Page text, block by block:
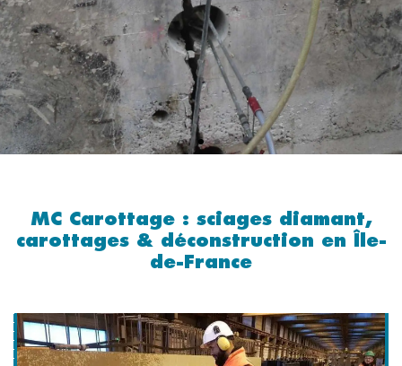
SCIAGE AU
DIAMANT
En savoir plus
MC Carottage : sciages diamant,
carottages & déconstruction en Île-
de-France